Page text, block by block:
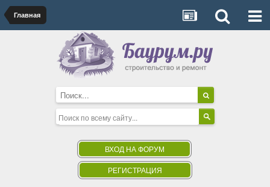
Главная
ВХОД НА ФОРУМ
РЕГИСТРАЦИЯ